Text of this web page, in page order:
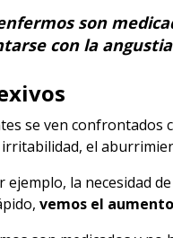
son
con la
se ven confrontados
el
ejemplo, la necesidad
vemos el